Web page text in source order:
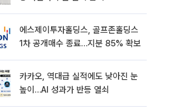
에스제이투자홀딩스, 골프존홀딩스
1차 공개매수 종료…지분 85% 확보
카카오, 역대급 실적에도 낮아진 눈
높이…AI 성과가 반등 열쇠